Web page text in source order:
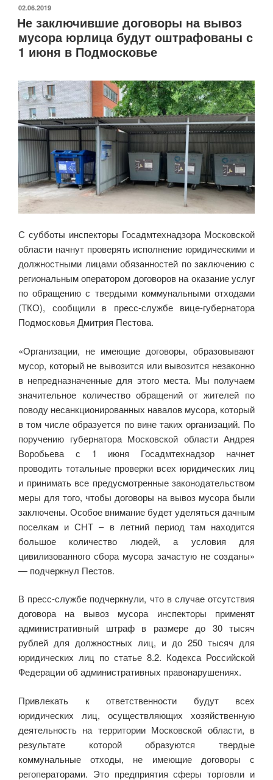
ОПУБЛИКОВАНО
02.06.2019
Не заключившие договоры на вывоз
мусора юрлица будут оштрафованы с
1 июня в Подмосковье
С субботы инспекторы Госадмтехнадзора Московской
области начнут проверять исполнение юридическими и
должностными лицами обязанностей по заключению с
региональным оператором договоров на оказание услуг
по обращению с твердыми коммунальными отходами
(ТКО), сообщили в пресс-службе вице-губернатора
Подмосковья Дмитрия Пестова.
«Организации, не имеющие договоры, образовывают
мусор, который не вывозится или вывозится незаконно
в непредназначенные для этого места. Мы получаем
значительное количество обращений от жителей по
поводу несанкционированных навалов мусора, который
в том числе образуется по вине таких организаций. По
поручению губернатора Московской области Андрея
Воробьева с 1 июня Госадмтехнадзор начнет
проводить тотальные проверки всех юридических лиц
и принимать все предусмотренные законодательством
меры для того, чтобы договоры на вывоз мусора были
заключены. Особое внимание будет уделяться дачным
поселкам и СНТ – в летний период там находится
большое количество людей, а условия для
цивилизованного сбора мусора зачастую не созданы»
— подчеркнул Пестов.
В пресс-службе подчеркнули, что в случае отсутствия
договора на вывоз мусора инспекторы применят
административный штраф в размере до 30 тысяч
рублей для должностных лиц, и до 250 тысяч для
юридических лиц по статье 8.2. Кодекса Российской
Федерации об административных правонарушениях.
Привлекать к ответственности будут всех
юридических лиц, осуществляющих хозяйственную
деятельность на территории Московской области, в
результате которой образуются твердые
коммунальные отходы, не имеющие договоры с
регоператорами. Это предприятия сферы торговли и